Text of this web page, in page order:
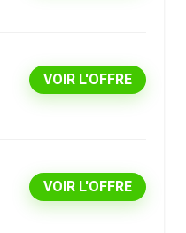
VOIR L'OFFRE
VOIR L'OFFRE